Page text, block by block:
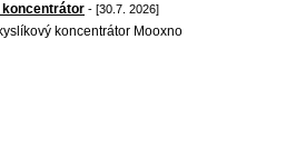
- [30.7. 2026]
koncentrátor Mooxno